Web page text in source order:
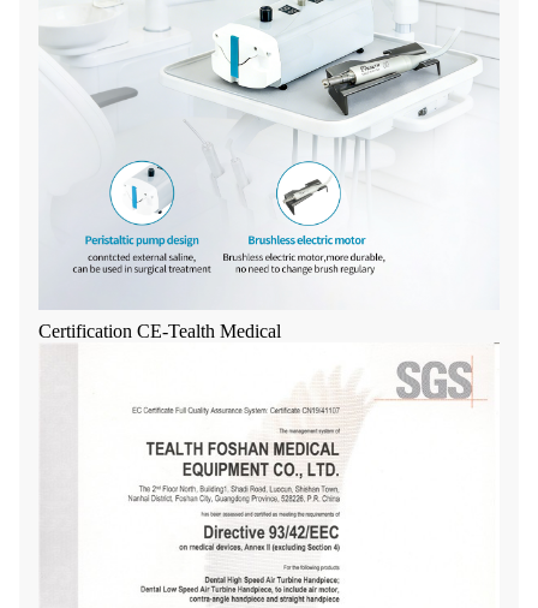
Certification CE-Tealth Medical